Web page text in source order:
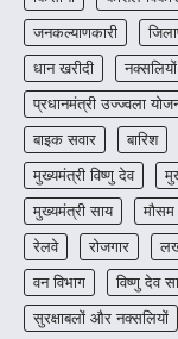
3
4
जनकल्याणकारी
धान खरीदी
नक्सलियों
प्रधानमंत्री उज्ज्वला
बाइक सवार
बारिश
मुख्यमंत्री विष्णु देव
मुख्यमंत्री साय
मौसम
रेलवे
रोजगार
वन विभाग
विष्णु देव
सुरक्षाबलों और नक्सलियों